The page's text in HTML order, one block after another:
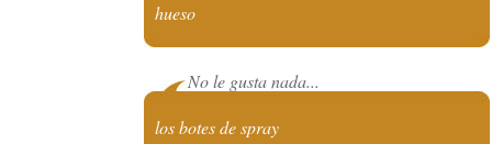
hueso
No le gusta nada...
los botes de spray